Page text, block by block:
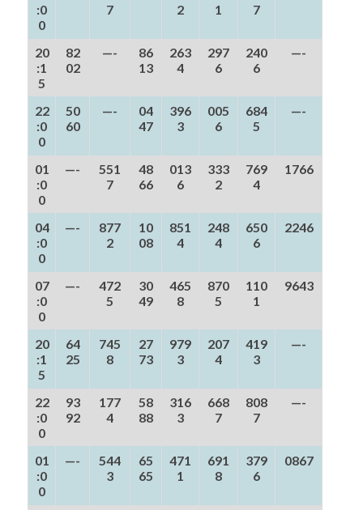
:0
0
7
2
1
7
20
:1
5
82
02
—-
86
13
263
4
297
6
240
6
—-
22
:0
0
50
60
—-
04
47
396
3
005
6
684
5
—-
01
:0
0
—-
551
7
48
66
013
6
333
2
769
4
1766
04
:0
0
—-
877
2
10
08
851
4
248
4
650
6
2246
07
:0
0
—-
472
5
30
49
465
8
870
5
110
1
9643
20
:1
5
64
25
745
8
27
73
979
3
207
4
419
3
—-
22
:0
0
93
92
177
4
58
88
316
3
668
7
808
7
—-
01
:0
0
—-
544
3
65
65
471
1
691
8
379
6
0867